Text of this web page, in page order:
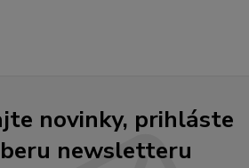
novinky, prihláste
newsletteru